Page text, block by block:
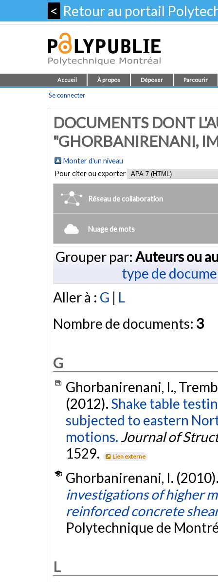
< Retour au portail
Accueil À propos Déposer Parcourir
Se connecter
DOCUMENTS DONT
"GHORBANIRENANI,
Monter d'un niveau
Pour citer ou exporter
Réseau de collaboration
Nuage de mots
Grouper par: Auteurs ou
type de
Aller à : G | L
Nombre de documents: 3
G
Ghorbanirenani, I.,
(2012). Shake table
subjected to eastern
motions. Journal of
1529.
Lien externe
Ghorbanirenani, I.
investigations of higher
reinforced concrete
Polytechnique de
L